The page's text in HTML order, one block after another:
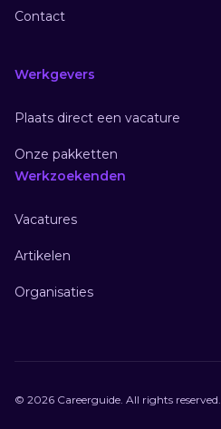
Contact
Werkgevers
Plaats direct een vacature
Onze pakketten
Werkzoekenden
Vacatures
Artikelen
Organisaties
© 2026 Careerguide. All rights reserved.